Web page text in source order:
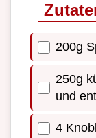
200g
250g
und
4